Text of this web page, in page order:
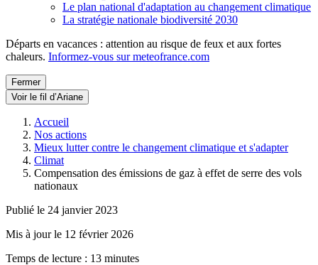
Le plan national d'adaptation au changement climatique
La stratégie nationale biodiversité 2030
Départs en vacances : attention au risque de feux et aux fortes
chaleurs. Informez-vous sur meteofrance.com
Fermer
Voir le fil d’Ariane
Accueil
Nos actions
Mieux lutter contre le changement climatique et s'adapter
Climat
Compensation des émissions de gaz à effet de serre des vols
nationaux
Publié le 24 janvier 2023
Mis à jour le 12 février 2026
Temps de lecture : 13 minutes